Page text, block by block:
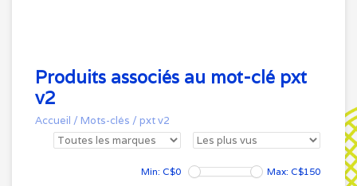
Produits associés au mot-clé pxt
v2
Accueil / Mots-clés / pxt v2
Min: C$0 Max: C$150